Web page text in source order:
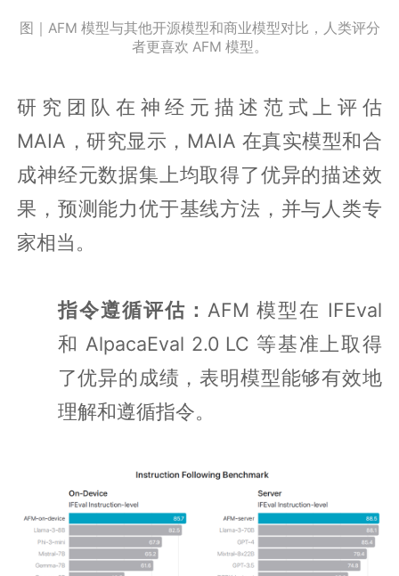
图｜AFM 模型与其他开源模型和商业模型对比，人类评分
者更喜欢 AFM 模型。
研究团队在神经元描述范式上评估
MAIA，研究显示，MAIA 在真实模型和合
成神经元数据集上均取得了优异的描述效
果，预测能力优于基线方法，并与人类专
家相当。
指令遵循评估： AFM 模型在 IFEval
和 AlpacaEval 2.0 LC 等基准上取得
了优异的成绩，表明模型能够有效地
理解和遵循指令。